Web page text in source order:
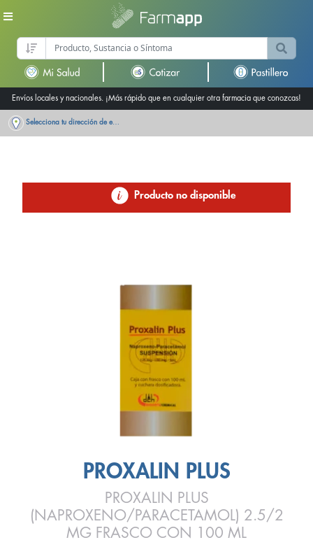
Envíos locales y nacionales. ¡Más rápido que en cualquier otra farmacia que conozcas!
Selecciona tu dirección de entrega
Producto no disponible
PROXALIN PLUS
PROXALIN PLUS
(NAPROXENO/PARACETAMOL) 2.5/2
MG FRASCO CON 100 ML